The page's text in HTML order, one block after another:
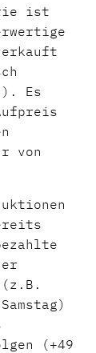
ist
Es
von
(+49